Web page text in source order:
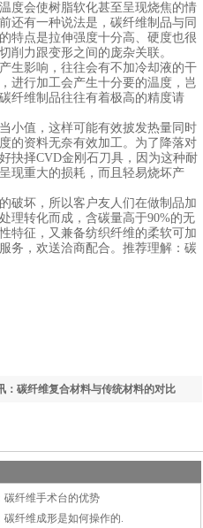
度会使树脂软化甚至呈现烧焦的情
还有一种说法是，碳纤维制品与同
特点是拉伸强度十分高、硬度也很
削力跟变形之间的庞杂关联。
影响，往往会有不加冷却液的干
进行加工会产生十分要的温度，岂
纤维制品往往有着极高的精度请
值，这样可能有效披发热量同时
的资料无奈有效加工。为了降落对
抉择CVD金刚石刀具，因为这种耐
现重大的损耗，而且轻易烧坏产
坏，所以客户友人们在做制品加
理转化而成，含碳量高于90%的无
特征，又兼备纺织纤维的柔软可加
务，欢送洽商配合。推荐理解：碳
：碳纤维复合材料与传统材料的对比
碳纤维手术台的优势
碳纤维成形是如何操作的.